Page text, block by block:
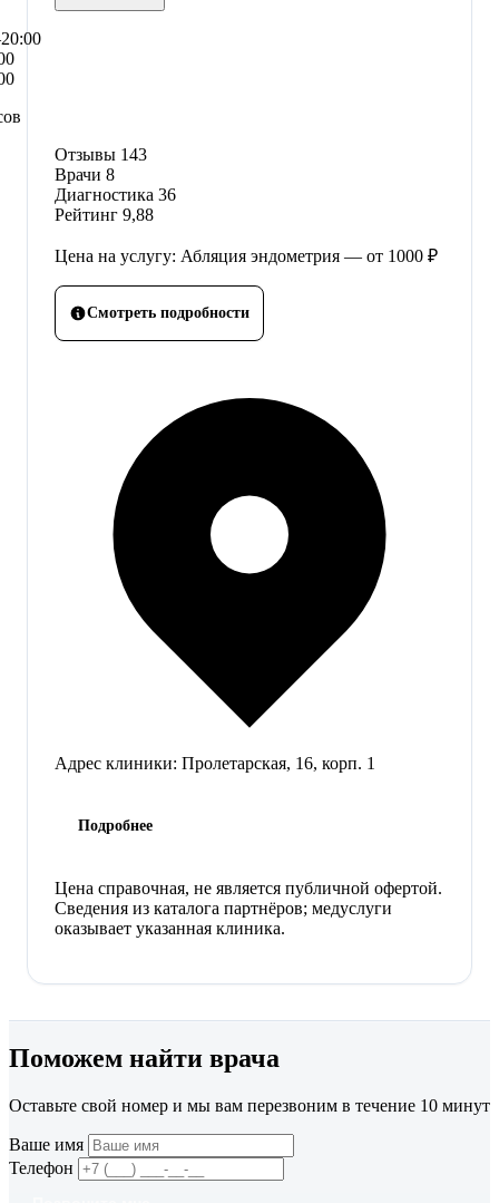
Отзывы 143
Врачи 8
Диагностика 36
Рейтинг 9,88
Цена на услугу: Абляция эндометрия — от 1000 ₽
Смотреть подробности
Адрес клиники: Пролетарская, 16, корп. 1
Подробнее
Цена справочная, не является публичной офертой.
Сведения из каталога партнёров; медуслуги
оказывает указанная клиника.
Поможем найти врача
Оставьте свой номер и мы вам перезвоним в течение 10 минут
Ваше имя
Телефон